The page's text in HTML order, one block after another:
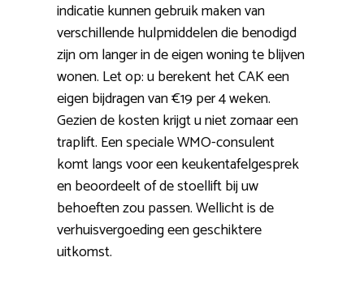
indicatie kunnen gebruik maken van
verschillende hulpmiddelen die benodigd
zijn om langer in de eigen woning te blijven
wonen. Let op: u berekent het CAK een
eigen bijdragen van €19 per 4 weken.
Gezien de kosten krijgt u niet zomaar een
traplift. Een speciale WMO-consulent
komt langs voor een keukentafelgesprek
en beoordeelt of de stoellift bij uw
behoeften zou passen. Wellicht is de
verhuisvergoeding een geschiktere
uitkomst.